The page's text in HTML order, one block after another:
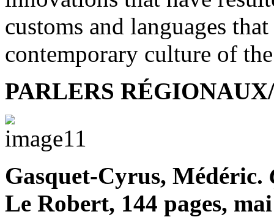
customs and languages
contemporary culture of
PARLERS
Gasquet-Cyrus, Médéric.
Le Robert, 144 pages,